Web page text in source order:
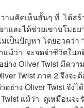
มคิดเห็นสั้นๆ ที่  ได้สร้
ละได้ช่วยเขาขโมยย
ป็นปัญหา โดยอวดว่า
แม้ว่า  จะจดจำชีวิตใน
ย่าง Oliver Twist มีค
Twist ภาค 2 จึงจะ
ย่าง Oliver Twist จึง
แม้ว่า  ดูเหมือนจ